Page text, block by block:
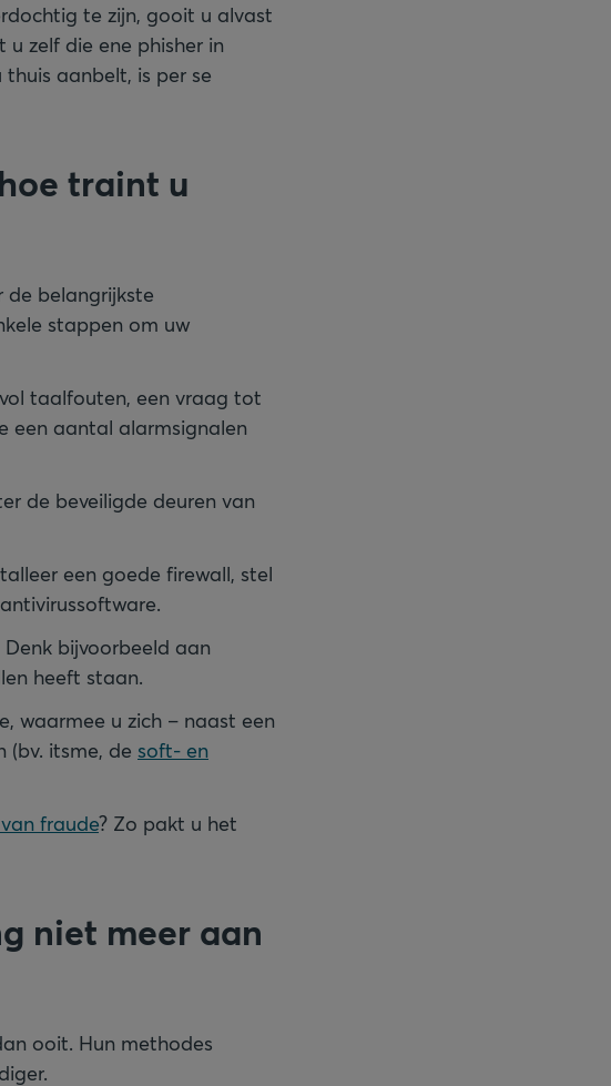
te zijn, gooit u alvast
zelf die ene phisher in
aanbelt, is per se
traint u
de belangrijkste
stappen om uw
taalfouten, een vraag tot
een aantal alarmsignalen
de beveiligde deuren van
een goede firewall, stel
bijvoorbeeld aan
heeft staan.
waarmee u zich – naast een
itsme, de soft- en
fraude? Zo pakt u het
niet meer aan
ooit. Hun methodes